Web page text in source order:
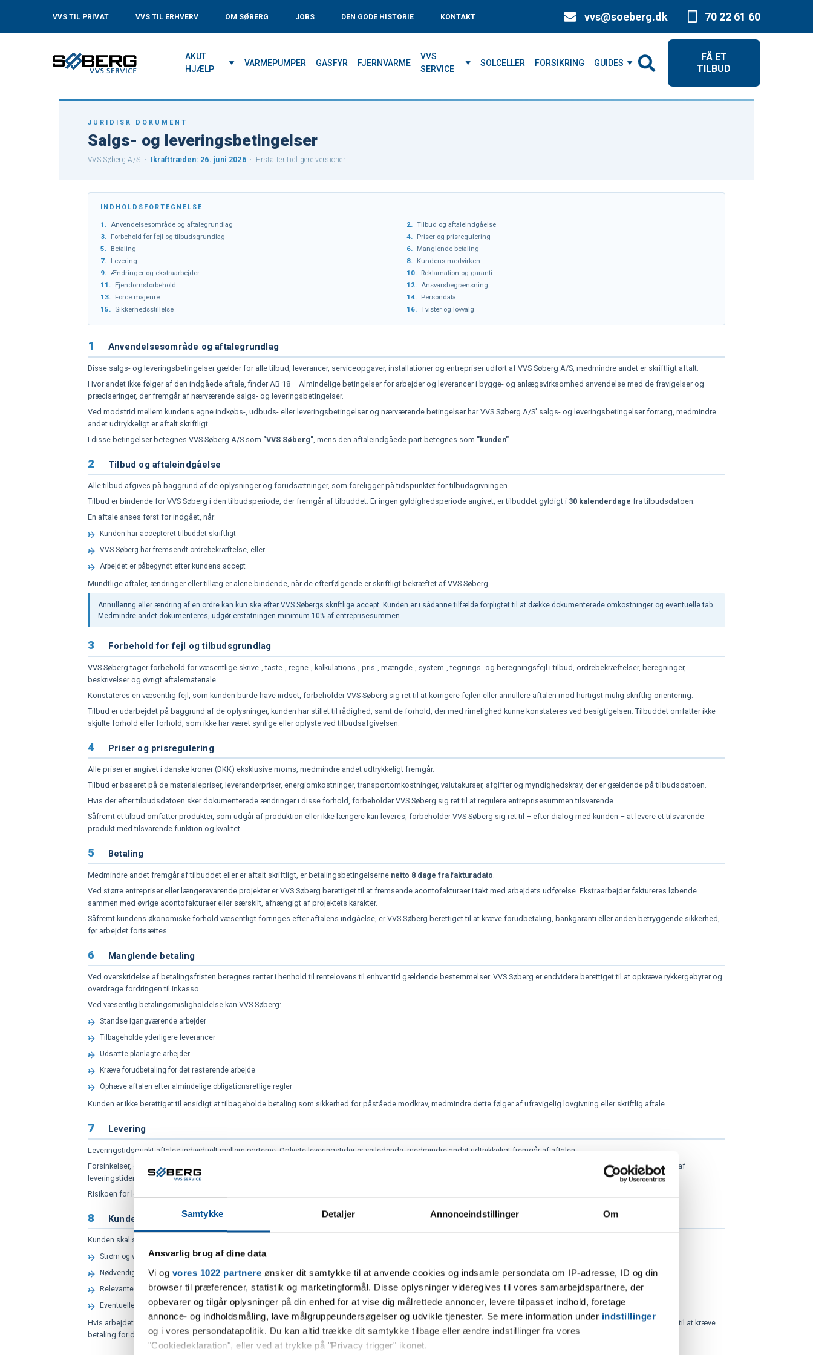
Samtykke Detaljer Annonceindstillinger Om
Ansvarlig brug af dine data
Vi og vores 1022 partnere ønsker dit samtykke til at anvende cookies og indsamle persondata om IP-adresse, ID og din
browser til præferencer, statistik og marketingformål. Disse oplysninger videregives til vores samarbejdspartnere, der
opbevarer og tilgår oplysninger på din enhed for at vise dig målrettede annoncer, levere tilpasset indhold, foretage
annonce- og indholdsmåling, lave målgruppeundersøgelser og udvikle tjenester. Se mere information under indstillinger
og i vores persondatapolitik. Du kan altid trække dit samtykke tilbage eller ændre indstillinger fra vores
"Cookiedeklaration", eller ved at trykke på "Privacy trigger" ikonet.
VVS TIL PRIVAT VVS TIL ERHVERV OM SØBERG JOBS DEN GODE HISTORIE KONTAKT vvs@soeberg.dk 70 22 61 60
AKUT
HJÆLP
VARMEPUMPER GASFYR FJERNVARME
VVS
SERVICE
SOLCELLER FORSIKRING GUIDES
FÅ ET
TILBUD
JURIDISK DOKUMENT
Salgs- og leveringsbetingelser
VVS Søberg A/S · Ikrafttræden: 26. juni 2026· Erstatter tidligere versioner
INDHOLDSFORTEGNELSE
1. Anvendelsesområde og aftalegrundlag 2. Tilbud og aftaleindgåelse
3. Forbehold for fejl og tilbudsgrundlag 4. Priser og prisregulering
5. Betaling 6. Manglende betaling
7. Levering 8. Kundens medvirken
9. Ændringer og ekstraarbejder 10. Reklamation og garanti
11. Ejendomsforbehold 12. Ansvarsbegrænsning
13. Force majeure 14. Persondata
15. Sikkerhedsstillelse 16. Tvister og lovvalg
1 Anvendelsesområde og aftalegrundlag
Disse salgs- og leveringsbetingelser gælder for alle tilbud, leverancer, serviceopgaver, installationer og entrepriser udført af VVS Søberg A/S, medmindre andet er skriftligt aftalt.
Hvor andet ikke følger af den indgåede aftale, finder AB 18 – Almindelige betingelser for arbejder og leverancer i bygge- og anlægsvirksomhed anvendelse med de fravigelser og
præciseringer, der fremgår af nærværende salgs- og leveringsbetingelser.
Ved modstrid mellem kundens egne indkøbs-, udbuds- eller leveringsbetingelser og nærværende betingelser har VVS Søberg A/S' salgs- og leveringsbetingelser forrang, medmindre
andet udtrykkeligt er aftalt skriftligt.
I disse betingelser betegnes VVS Søberg A/S som "VVS Søberg" , mens den aftaleindgåede part betegnes som "kunden"
2 Tilbud og aftaleindgåelse
Alle tilbud afgives på baggrund af de oplysninger og forudsætninger, som foreligger på tidspunktet for tilbudsgivningen.
Tilbud er bindende for VVS Søberg i den tilbudsperiode, der fremgår af tilbuddet. Er ingen gyldighedsperiode angivet, er tilbuddet gyldigt i 30 kalenderdage fra tilbudsdatoen.
En aftale anses først for indgået, når:
Kunden har accepteret tilbuddet skriftligt
VVS Søberg har fremsendt ordrebekræftelse, eller
Arbejdet er påbegyndt efter kundens accept
Mundtlige aftaler, ændringer eller tillæg er alene bindende, når de efterfølgende er skriftligt bekræftet af VVS Søberg.
Annullering eller ændring af en ordre kan kun ske efter VVS Søbergs skriftlige accept. Kunden er i sådanne tilfælde forpligtet til at dække dokumenterede omkostninger og eventuelle tab.
Medmindre andet dokumenteres, udgør erstatningen minimum 10% af entreprisesummen.
3 Forbehold for fejl og tilbudsgrundlag
VVS Søberg tager forbehold for væsentlige skrive-, taste-, regne-, kalkulations-, pris-, mængde-, system-, tegnings- og beregningsfejl i tilbud, ordrebekræftelser, beregninger,
beskrivelser og øvrigt aftalemateriale.
Konstateres en væsentlig fejl, som kunden burde have indset, forbeholder VVS Søberg sig ret til at korrigere fejlen eller annullere aftalen mod hurtigst mulig skriftlig orientering.
Tilbud er udarbejdet på baggrund af de oplysninger, kunden har stillet til rådighed, samt de forhold, der med rimelighed kunne konstateres ved besigtigelsen. Tilbuddet omfatter ikke
skjulte forhold eller forhold, som ikke har været synlige eller oplyste ved tilbudsafgivelsen.
4 Priser og prisregulering
Alle priser er angivet i danske kroner (DKK) eksklusive moms, medmindre andet udtrykkeligt fremgår.
Tilbud er baseret på de materialepriser, leverandørpriser, energiomkostninger, transportomkostninger, valutakurser, afgifter og myndighedskrav, der er gældende på tilbudsdatoen.
Hvis der efter tilbudsdatoen sker dokumenterede ændringer i disse forhold, forbeholder VVS Søberg sig ret til at regulere entreprisesummen tilsvarende.
Såfremt et tilbud omfatter produkter, som udgår af produktion eller ikke længere kan leveres, forbeholder VVS Søberg sig ret til – efter dialog med kunden – at levere et tilsvarende
produkt med tilsvarende funktion og kvalitet.
5 Betaling
Medmindre andet fremgår af tilbuddet eller er aftalt skriftligt, er betalingsbetingelserne netto 8 dage fra fakturadato
Ved større entrepriser eller længerevarende projekter er VVS Søberg berettiget til at fremsende acontofakturaer i takt med arbejdets udførelse. Ekstraarbejder faktureres løbende
sammen med øvrige acontofakturaer eller særskilt, afhængigt af projektets karakter.
Såfremt kundens økonomiske forhold væsentligt forringes efter aftalens indgåelse, er VVS Søberg berettiget til at kræve forudbetaling, bankgaranti eller anden betryggende sikkerhed,
før arbejdet fortsættes.
6 Manglende betaling
Ved overskridelse af betalingsfristen beregnes renter i henhold til rentelovens til enhver tid gældende bestemmelser. VVS Søberg er endvidere berettiget til at opkræve rykkergebyrer og
overdrage fordringen til inkasso.
Ved væsentlig betalingsmisligholdelse kan VVS Søberg:
Standse igangværende arbejder
Tilbageholde yderligere leverancer
Udsætte planlagte arbejder
Kræve forudbetaling for det resterende arbejde
Ophæve aftalen efter almindelige obligationsretlige regler
Kunden er ikke berettiget til ensidigt at tilbageholde betaling som sikkerhed for påståede modkrav, medmindre dette følger af ufravigelig lovgivning eller skriftlig aftale.
7 Levering
Leveringstidspunkt aftales individuelt mellem parterne. Oplyste leveringstider er vejledende, medmindre andet udtrykkeligt fremgår af aftalen.
Forsinkelser, der skyldes leverandørsvigt, transportforhold, vejrlig, myndighedsforhold eller andre forhold uden for VVS Søbergs kontrol, giver ret til en rimelig forlængelse af
leveringstiden uden ansvar for eventuelle følgeskader.
Risikoen for leverede varer overgår til kunden ved levering på den aftalte leveringsadresse.
8 Kundens medvirken
Kunden skal sikre fri og uhindret adgang til arbejdsstedet på de aftalte tidspunkter. Medmindre andet er aftalt, skal kunden stille følgende til rådighed:
Strøm og vand
Nødvendige adgangsforhold og arbejdsplads i forsvarlig stand
Relevante oplysninger om eksisterende installationer
Eventuelle myndighedstilladelser, der påhviler kunden
Hvis arbejdet forsinkes eller fordyres som følge af mangelfulde oplysninger, manglende adgang eller andre forhold, som kunden er ansvarlig for, er VVS Søberg berettiget til at kræve
betaling for de dokumenterede meromkostninger.